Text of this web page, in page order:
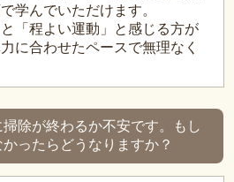
学んでいただけます。
「程よい運動」と感じる方が
に合わせたペースで無理なく
掃除が終わるか不安です。もし
ったらどうなりますか？